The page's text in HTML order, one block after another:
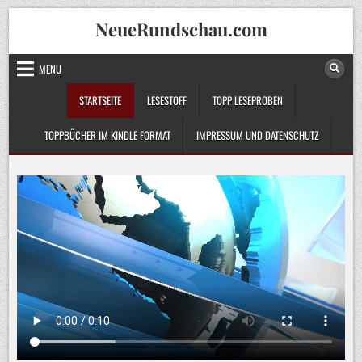
Skip
to
content
NeueRundschau.com
MENU
STARTSEITE
LESESTOFF TOPP LESEPROBEN
TOPPBÜCHER IM KINDLE FORMAT IMPRESSUM UND DATENSCHUTZ